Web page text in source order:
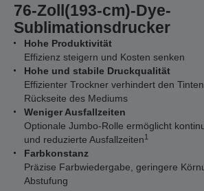
76-Zoll(193-cm)-Dye-
Sublimationsdrucker
Hohe Produktivität
Effizienz steigern und Kosten senken
Hohe und stabile Druckqualität
Effizienter Trockner verhindert den
Rückseite des Mediums
Weniger Ausfallzeiten
Optionale Jumbo-Rolle ermöglicht
und reduzierte Ausfallzeiten1
Farbkonstanz
Präzise Farbwiedergabe, geringere
Abstufung